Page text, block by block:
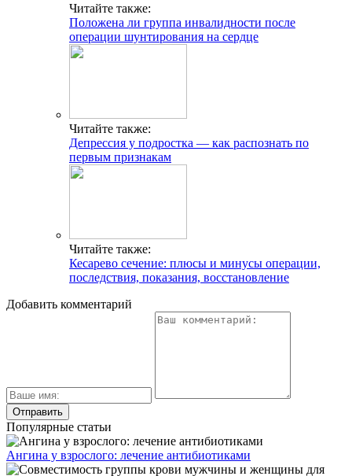
Читайте также:
Положена ли группа инвалидности после
операции шунтирования на сердце
Читайте также:
Депрессия у подростка — как распознать по
первым признакам
Читайте также:
Кесарево сечение: плюсы и минусы операции,
последствия, показания, восстановление
Добавить комментарий
Популярные статьи
Ангина у взрослого: лечение антибиотиками